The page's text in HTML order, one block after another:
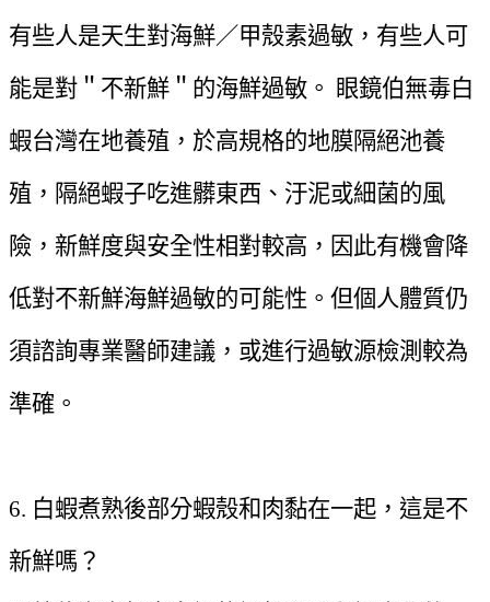
有些人是天生對海鮮／甲殼素過敏，有些人可
能是對＂不新鮮＂的海鮮過敏。 眼鏡伯無毒白
蝦台灣在地養殖，於高規格的地膜隔絕池養
殖，隔絕蝦子吃進髒東西、汙泥或細菌的風
險，新鮮度與安全性相對較高，因此有機會降
低對不新鮮海鮮過敏的可能性。但個人體質仍
須諮詢專業醫師建議，或進行過敏源檢測較為
準確。
6. 白蝦煮熟後部分蝦殼和肉黏在一起，這是不
新鮮嗎？